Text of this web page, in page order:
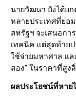
นายวัฒนา ยังได้ย
หลายประเทศที่ยอ
สหรัฐฯ จะเสนอกา
เทคนิค แต่สุดท้าย
ใช้จ่ายมหาศาล แล
สอง” ในราคาที่สูง
ผลประโยชน์ที่หา